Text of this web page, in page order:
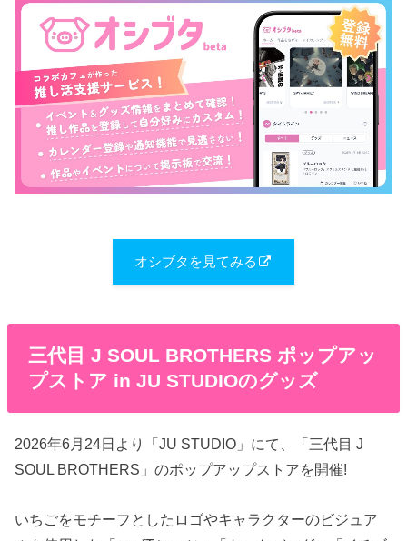
オシブタを見てみる
三代目 J SOUL BROTHERS ポップアッ
プストア in JU STUDIOのグッズ
2026年6月24日より「JU STUDIO」にて、「三代目 J
SOUL BROTHERS」のポップアップストアを開催!
いちごをモチーフとしたロゴやキャラクターのビジュア